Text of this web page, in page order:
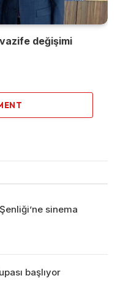
değişimi
sinema
başlıyor